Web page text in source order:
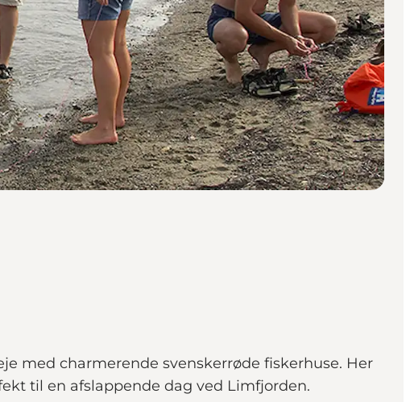
med charmerende svenskerrøde fiskerhuse. Her
til en afslappende dag ved Limfjorden.